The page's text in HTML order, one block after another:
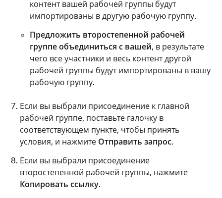
контент вашей рабочей группы будут
импортированы в другую рабочую группу.
Предложить второстепенной рабочей
группе объединиться с вашей, в результате
чего все участники и весь контент другой
рабочей группы будут импортированы в вашу
рабочую группу.
Если вы выбрали присоединение к главной
рабочей группе, поставьте галочку в
соответствующем пункте, чтобы принять
условия, и нажмите Отправить запрос.
Если вы выбрали присоединение
второстепенной рабочей группы, нажмите
Копировать ссылку.